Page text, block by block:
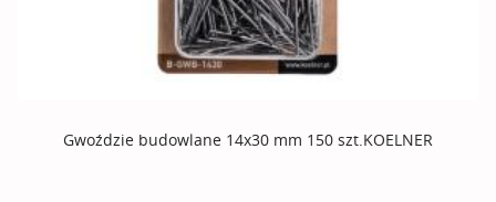
Gwoździe budowlane 14x30 mm 150 szt.KOELNER